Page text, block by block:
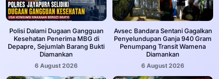
‎Polisi Dalami Dugaan Gangguan
Kesehatan Penerima MBG di
Depapre, Sejumlah Barang Bukti
Diamankan
6 August 2026
Avsec Bandara Sentani Gagalkan
Penyelundupan Ganja 940 Gram
Penumpang Transit Wamena
Diamankan
6 August 2026